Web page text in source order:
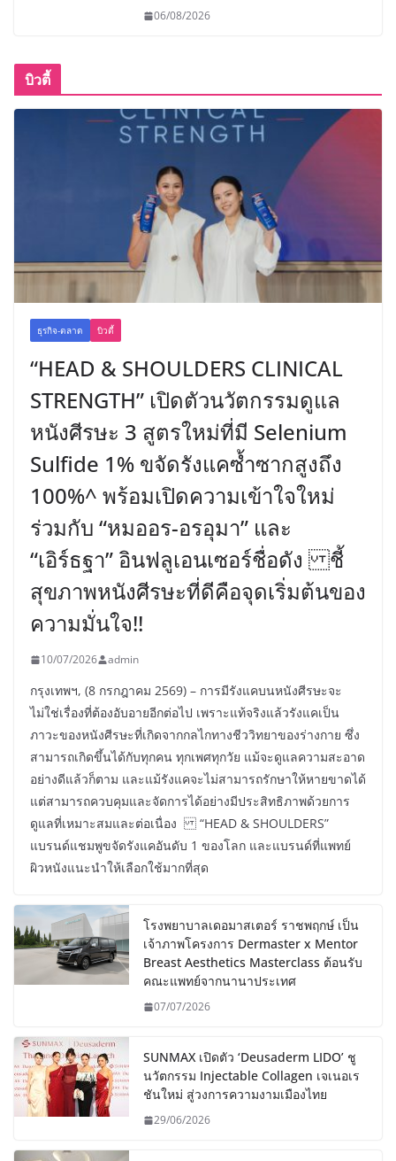
06/08/2026
บิวตี้
ธุรกิจ-ตลาด บิวตี้
“HEAD & SHOULDERS CLINICAL
STRENGTH” เปิดตัวนวัตกรรมดูแล
หนังศีรษะ 3 สูตรใหม่ที่มี Selenium
Sulfide 1% ขจัดรังแคซ้ำซากสูงถึง
100%^ พร้อมเปิดความเข้าใจใหม่
ร่วมกับ “หมออร-อรอุมา” และ
“เอิร์ธฐา” อินฟลูเอนเซอร์ชื่อดัง ชี้
สุขภาพหนังศีรษะที่ดีคือจุดเริ่มต้นของ
ความมั่นใจ!!
10/07/2026 admin
กรุงเทพฯ, (8 กรกฎาคม 2569) – การมีรังแคบนหนังศีรษะจะ
ไม่ใช่เรื่องที่ต้องอับอายอีกต่อไป เพราะแท้จริงแล้วรังแคเป็น
ภาวะของหนังศีรษะที่เกิดจากกลไกทางชีววิทยาของร่างกาย ซึ่ง
สามารถเกิดขึ้นได้กับทุกคน ทุกเพศทุกวัย แม้จะดูแลความสะอาด
อย่างดีแล้วก็ตาม และแม้รังแคจะไม่สามารถรักษาให้หายขาดได้
แต่สามารถควบคุมและจัดการได้อย่างมีประสิทธิภาพด้วยการ
ดูแลที่เหมาะสมและต่อเนื่อง “HEAD & SHOULDERS”
แบรนด์แชมพูขจัดรังแคอันดับ 1 ของโลก และแบรนด์ที่แพทย์
ผิวหนังแนะนำให้เลือกใช้มากที่สุด
โรงพยาบาลเดอมาสเตอร์ ราชพฤกษ์ เป็น
เจ้าภาพโครงการ Dermaster x Mentor
Breast Aesthetics Masterclass ต้อนรับ
คณะแพทย์จากนานาประเทศ
07/07/2026
SUNMAX เปิดตัว ‘Deusaderm LIDO’ ชู
นวัตกรรม Injectable Collagen เจเนอเร
ชันใหม่ สู่วงการความงามเมืองไทย
29/06/2026